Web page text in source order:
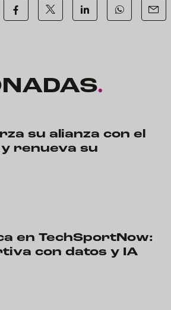
.
su alianza con el
y renueva su
en TechSportNow:
con datos y IA